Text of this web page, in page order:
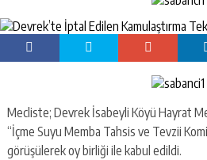
Mecliste; Devrek İsabeyli Köyü Hayrat
“İçme Suyu Memba Tahsis ve Tevzii
görüşülerek oy birliği ile kabul edildi.